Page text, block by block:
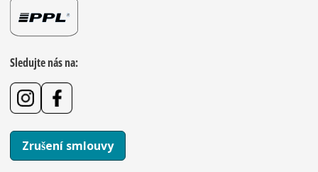
Sledujte nás na:
Zrušení smlouvy